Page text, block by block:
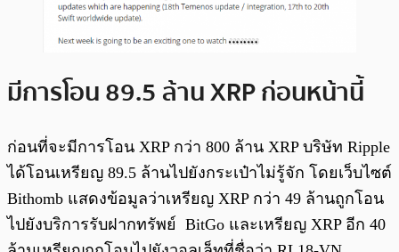
มีการโอน 89.5 ล้าน XRP ก่อนหน้านี้
ก่อนที่จะมีการโอน XRP กว่า 800 ล้าน XRP บริษัท Ripple
ได้โอนเหรียญ 89.5 ล้านไปยังกระเป๋าไม่รู้จัก โดยเว็บไซต์
Bithomb แสดงข้อมูลว่าเหรียญ XRP กว่า 49 ล้านถูกโอน
ไปยังบริการรับฝากทรัพย์ BitGo และเหรียญ XRP อีก 40